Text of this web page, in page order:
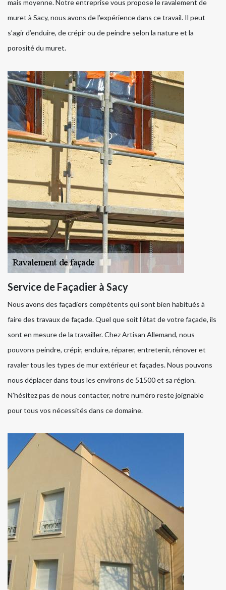
mais moyenne. Notre entreprise vous propose le ravalement de
muret à Sacy, nous avons de l’expérience dans ce travail. Il peut
s’agir d’enduire, de crépir ou de peindre selon la nature et la
porosité du muret.
Service de Façadier à Sacy
Nous avons des façadiers compétents qui sont bien habitués à
faire des travaux de façade. Quel que soit l’état de votre façade, ils
sont en mesure de la travailler. Chez Artisan Allemand, nous
pouvons peindre, crépir, enduire, réparer, entretenir, rénover et
ravaler tous les types de mur extérieur et façades. Nous pouvons
nous déplacer dans tous les environs de 51500 et sa région.
N’hésitez pas de nous contacter, notre numéro reste joignable
pour tous vos nécessités dans ce domaine.